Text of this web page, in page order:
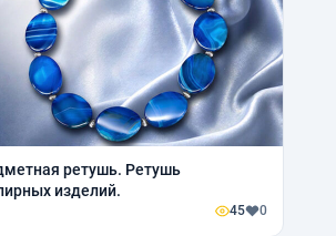
ретушь. Ретушь
изделий.
45 0